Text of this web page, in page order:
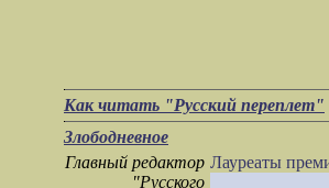
Как читать "Русский переплет"
Злободневное
Главный редактор
"Русского
Лауреаты